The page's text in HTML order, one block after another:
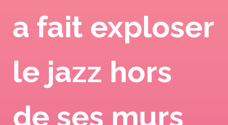
a fait exploser
le jazz hors
de ses murs